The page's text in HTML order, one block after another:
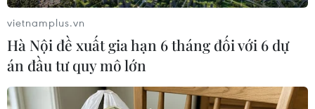
sang Trung Quốc.
vietnamplus.vn
Hà Nội đề xuất gia hạn 6 tháng đối với 6 dự
án đầu tư quy mô lớn